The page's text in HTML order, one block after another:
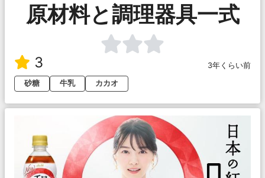
原材料と調理器具一式
3
3年くらい前
砂糖
牛乳 カカオ